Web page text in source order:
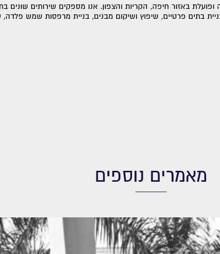
אלד יזמות קיימת יותר מ-30 שנה ופועלת באזור חיפה, הקריות והצפון. אנו מספקים שירותים שונים
בתים פרטיים, שיפוץ ושיקום מבנים, בניית מרפסות שמש פלדה,
מאמרים נוספים